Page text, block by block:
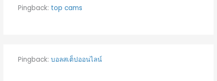
Pingback: top cams
Pingback: บอลสเต็ปออนไลน์